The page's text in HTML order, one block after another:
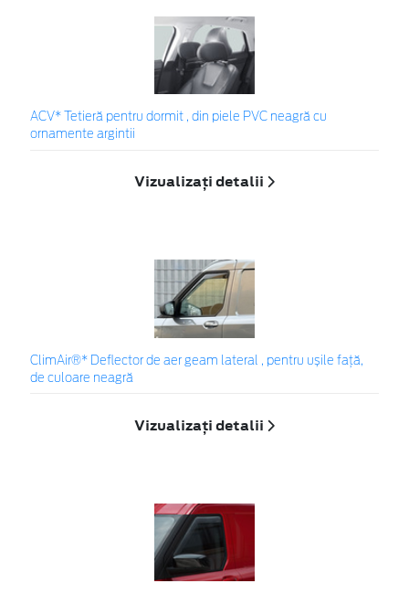
ACV* Tetieră pentru dormit , din piele PVC neagră cu
ornamente argintii
Vizualizați detalii
ClimAir®* Deflector de aer geam lateral , pentru ușile față,
de culoare neagră
Vizualizați detalii